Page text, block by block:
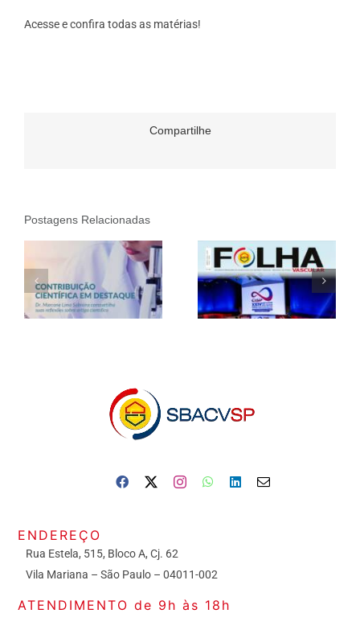
Acesse e confira todas as matérias!
Compartilhe
Postagens Relacionadas
ENDEREÇO
Rua Estela, 515, Bloco A, Cj. 62
Vila Mariana – São Paulo – 04011-002
ATENDIMENTO de 9h às 18h